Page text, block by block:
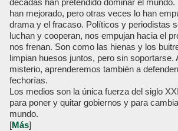
décadas han pretendido dominar el
han mejorado, pero otras veces lo han
drama y el fracaso. Políticos y periodistas
luchan y cooperan, nos empujan hacia el
nos frenan. Son como las hienas y los
limpian huesos juntos, pero sin soportarse.
misterio, aprenderemos también a
fechorías.
Los medios son la única fuerza del siglo
para poner y quitar gobiernos y para
mundo.
[Más]